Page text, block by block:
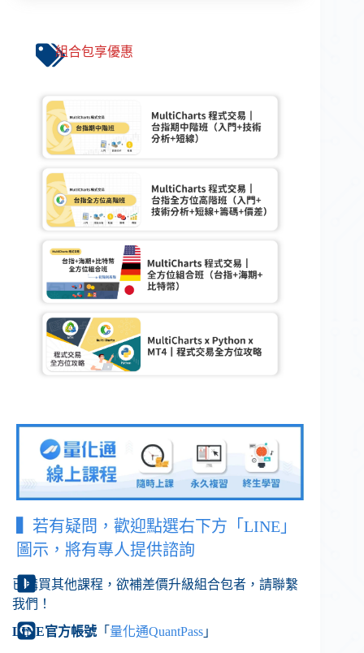
組合包享優惠
若有疑問，歡迎點選右下方「LINE」
圖示，將有專人提供諮詢
已購買其他課程，欲補差價升級組合包者，請聯繫
我們！
LINE官方帳號「 量化通QuantPass 」